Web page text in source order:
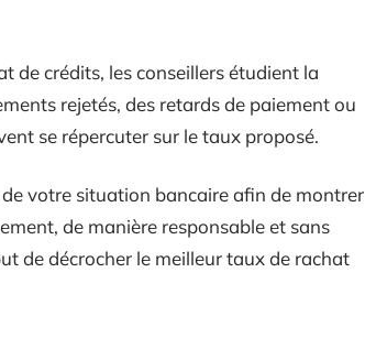
de crédits, les conseillers étudient la
rejetés, des retards de paiement ou
se répercuter sur le taux proposé.
votre situation bancaire afin de montrer
de manière responsable et sans
de décrocher le meilleur taux de rachat